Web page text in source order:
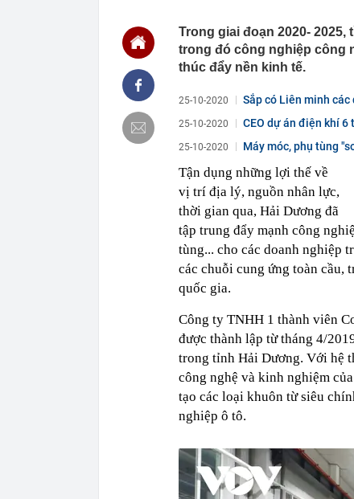
23:43
Công an
người phụ
23:40
Ai sắp đi
23:25
4 vật vào
23:18
Hoa hậu
nhau như
cả khu phố
23:01
Nam diễn
vừa mở
22:59
Bật điều
một nửa:
22:53
Quang
dùng
Trong giai đoạn 2020-
trong đó công nghiệp công
thúc đẩy nền kinh tế.
25-10-2020 Sắp có Liên minh
25-10-2020
CEO dự án điện khí
25-10-2020 Máy móc, phụ tùng
Tận dụng những lợi thế về
vị trí địa lý, nguồn nhân lực,
thời gian qua, Hải Dương đã
tập trung đẩy mạnh công
tùng... cho các doanh nghiệp
các chuỗi cung ứng toàn cầu,
quốc gia.
Công ty TNHH 1 thành viên
được thành lập từ tháng 4/
trong tỉnh Hải Dương. Với hệ
công nghệ và kinh nghiệm
tạo các loại khuôn từ siêu
nghiệp ô tô.